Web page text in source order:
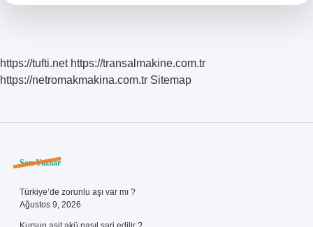
https://tufti.net https://transalmakine.com.tr
https://netromakmakina.com.tr Sitemap
Sidebar
Son Yazılar
Türkiye’de zorunlu aşı var mı ?
Ağustos 9, 2026